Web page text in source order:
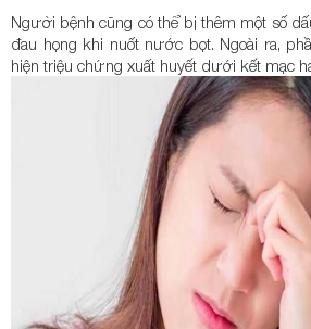
Người bệnh cũng có thể bị thêm một số
đau họng khi nuốt nước bọt. Ngoài ra,
hiện triệu chứng xuất huyết dưới kết mạc